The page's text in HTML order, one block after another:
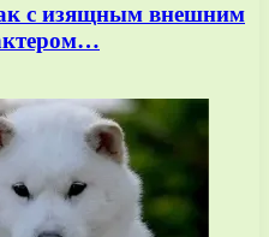
с изящным внешним